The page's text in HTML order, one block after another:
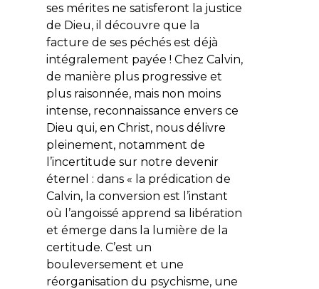
ses mérites ne satisferont la justice
de Dieu, il découvre que la
facture de ses péchés est déjà
intégralement payée ! Chez Calvin,
de manière plus progressive et
plus raisonnée, mais non moins
intense, reconnaissance envers ce
Dieu qui, en Christ, nous délivre
pleinement, notamment de
l’incertitude sur notre devenir
éternel : dans « la prédication de
Calvin, la conversion est l’instant
où l’angoissé apprend sa libération
et émerge dans la lumière de la
certitude. C’est un
bouleversement et une
réorganisation du psychisme, une